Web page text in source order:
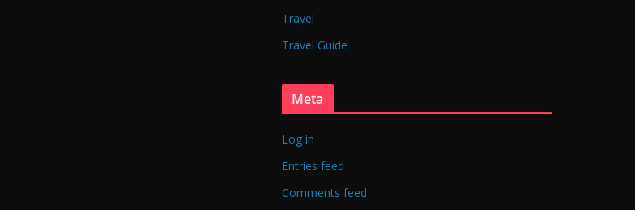
Travel
Travel Guide
Meta
Log in
Entries feed
Comments feed